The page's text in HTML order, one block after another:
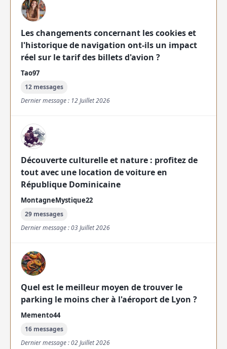
Les changements concernant les cookies et
l'historique de navigation ont-ils un impact
réel sur le tarif des billets d'avion ?
Tao97
12 messages
Dernier message : 12 Juillet 2026
Découverte culturelle et nature : profitez de
tout avec une location de voiture en
République Dominicaine
MontagneMystique22
29 messages
Dernier message : 03 Juillet 2026
Quel est le meilleur moyen de trouver le
parking le moins cher à l'aéroport de Lyon ?
Memento44
16 messages
Dernier message : 02 Juillet 2026